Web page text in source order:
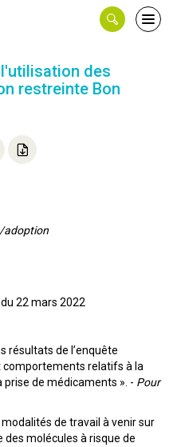
des
restreinte Bon
adoption
22 mars 2022
résultats de l’enquête
comportements relatifs à la
prise de médicaments ». - Pour
de travail à venir sur
des molécules à risque de